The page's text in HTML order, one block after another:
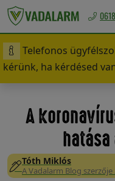
Magyarország
/
Ft
Telefonos
kérünk, ha kérdésed
A
Tóth Miklós
A Vadalarm Blog szerzője